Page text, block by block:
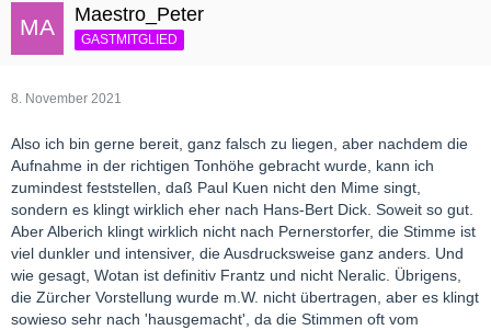
Maestro_Peter
GASTMITGLIED
8. November 2021
Also ich bin gerne bereit, ganz falsch zu liegen, aber nachdem die
Aufnahme in der richtigen Tonhöhe gebracht wurde, kann ich
zumindest feststellen, daß Paul Kuen nicht den Mime singt,
sondern es klingt wirklich eher nach Hans-Bert Dick. Soweit so gut.
Aber Alberich klingt wirklich nicht nach Pernerstorfer, die Stimme ist
viel dunkler und intensiver, die Ausdrucksweise ganz anders. Und
wie gesagt, Wotan ist definitiv Frantz und nicht Neralic. Übrigens,
die Zürcher Vorstellung wurde m.W. nicht übertragen, aber es klingt
sowieso sehr nach 'hausgemacht', da die Stimmen oft vom